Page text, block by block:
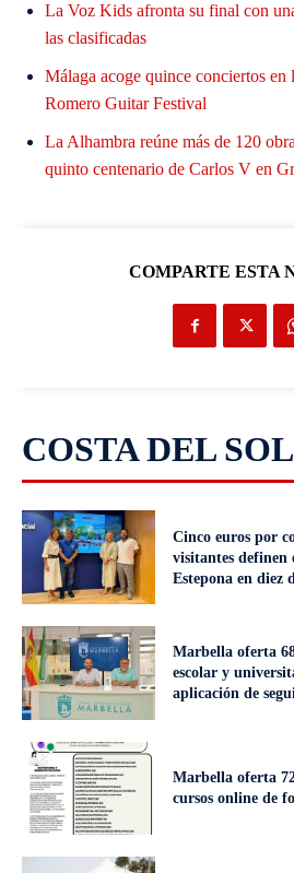
La Voz Kids afronta su final con
las clasificadas
Málaga acoge quince conciertos
Romero Guitar Festival
La Alhambra reúne más de 120
quinto centenario de Carlos V en
COMPARTE ESTA
COSTA DEL SOL
Cinco euros por
visitantes definen
Estepona en diez
Marbella oferta
escolar y
aplicación de
Marbella oferta
cursos online de